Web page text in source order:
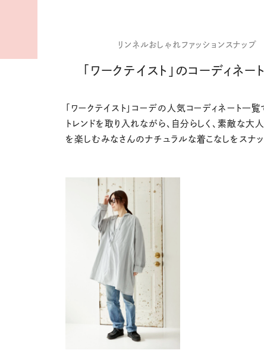
リンネルおしゃれファッションスナップ
「ワークテイスト」のコーディネー
「ワークテイスト」コーデの人気コーディネート一
トレンドを取り入れながら、自分らしく、素敵な大
を楽しむみなさんのナチュラルな着こなしをスナッ